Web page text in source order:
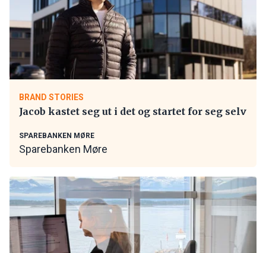
BRAND STORIES
Jacob kastet seg ut i det og startet for seg selv
SPAREBANKEN MØRE
Sparebanken Møre